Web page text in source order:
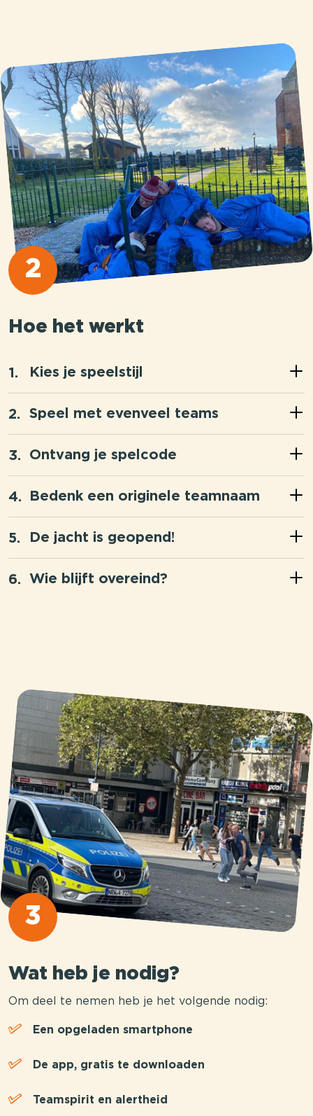
2
Hoe het werkt
Kies je speelstijl
Speel met evenveel teams
Ontvang je spelcode
Bedenk een originele teamnaam
De jacht is geopend!
Wie blijft overeind?
3
Wat heb je nodig?
Om deel te nemen heb je het volgende nodig:
Een opgeladen smartphone
De app, gratis te downloaden
Teamspirit en alertheid